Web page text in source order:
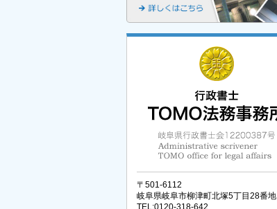
〒501-6112
岐阜県岐阜市柳津町北塚5丁目28番地
TEL:0120-318-642